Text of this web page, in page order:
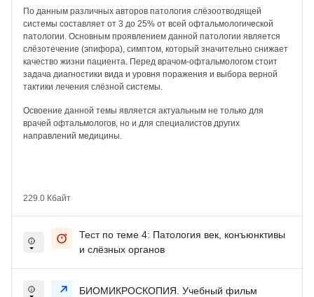
По данным различных авторов патология слёзоотводящей
системы составляет от 3 до 25% от всей офтальмологической
патологии. Основным проявлением данной патологии является
слёзотечение (эпифора), симптом, который значительно снижает
качество жизни пациента. Перед врачом-офтальмологом стоит
задача диагностики вида и уровня поражения и выбора верной
тактики лечения слёзной системы.
Освоение данной темы является актуальным не только для
врачей офтальмологов, но и для специалистов других
направлений медицины.
229.0 Кбайт
Тест по теме 4: Патология век, конъюнктивы
и слёзных органов
БИОМИКРОСКОПИЯ. Учебный фильм